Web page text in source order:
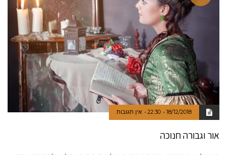
18/12/2018
22:30 אין תגובות
אור וגבורה חנוכה